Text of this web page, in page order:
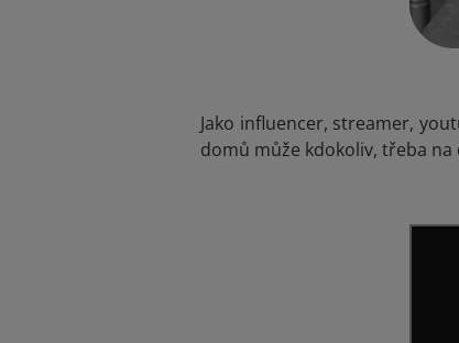
Jako influencer, streamer,
domů může kdokoliv, třeba